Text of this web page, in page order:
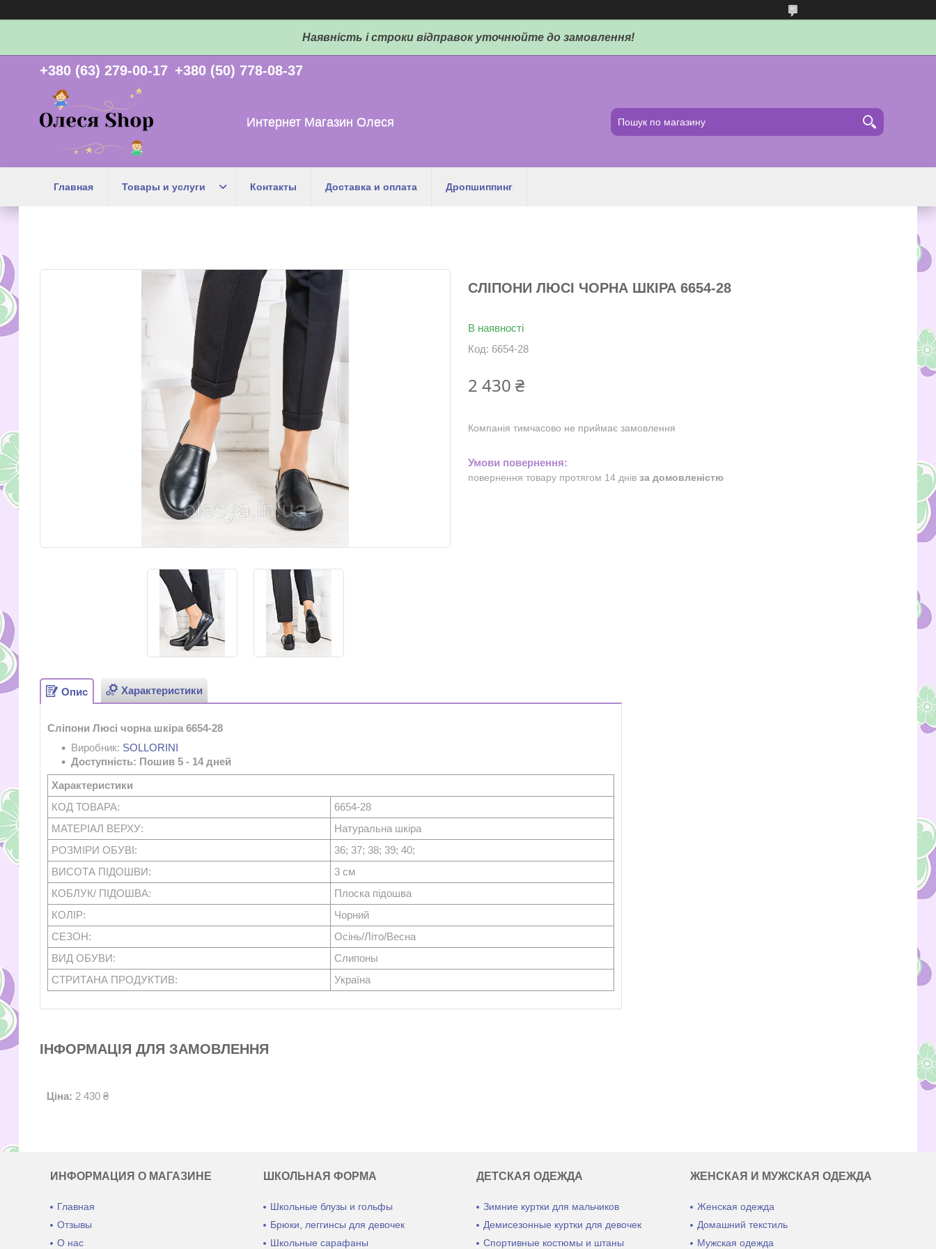
Наявність і строки відправок уточнюйте до замовлення!
+380 (63) 279-00-17 +380 (50) 778-08-37
Интернет Магазин Олеся
Главная Товары и услуги Контакты Доставка и оплата Дропшиппинг
СЛІПОНИ ЛЮСІ ЧОРНА ШКІРА 6654-28
В наявності
Код: 6654-28
2 430 ₴
Компанія тимчасово не приймає замовлення
повернення товару протягом 14 днів за домовленістю
Опис Характеристики
Сліпони Люсі чорна шкіра 6654-28
Виробник: SOLLORINI
Доступність: Пошив 5 - 14 дней
Характеристики
КОД ТОВАРА:
6654-28
МАТЕРІАЛ ВЕРХУ:
Натуральна шкіра
РОЗМІРИ ОБУВІ:
36; 37; 38; 39; 40;
ВИСОТА ПІДОШВИ:
3 см
КОБЛУК/ ПІДОШВА:
Плоска підошва
КОЛІР:
Чорний
СЕЗОН:
Осінь/Літо/Весна
ВИД ОБУВИ:
Слипоны
СТРИТАНА ПРОДУКТИВ:
Україна
ІНФОРМАЦІЯ ДЛЯ ЗАМОВЛЕННЯ
Ціна: 2 430 ₴
ИНФОРМАЦИЯ О МАГАЗИНЕ
Главная
Отзывы
О нас
ШКОЛЬНАЯ ФОРМА
Школьные блузы и гольфы
Брюки, леггинсы для девочек
Школьные сарафаны
ДЕТСКАЯ ОДЕЖДА
Зимние куртки для мальчиков
Демисезонные куртки для девочек
Спортивные костюмы и штаны
ЖЕНСКАЯ И МУЖСКАЯ ОДЕЖДА
Женская одежда
Домашний текстиль
Мужская одежда